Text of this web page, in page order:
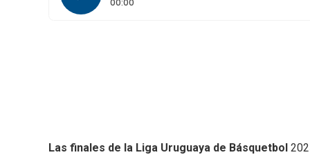
00:00
Las finales de la Liga Uruguaya de Básquetbol